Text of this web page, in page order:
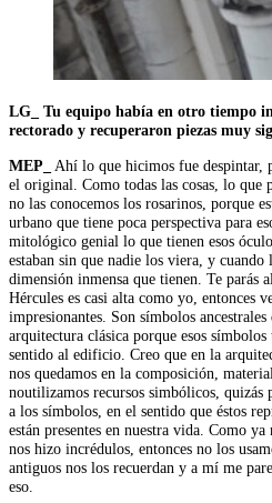
LG_ Tu equipo había en otro tiempo
rectorado y recuperaron piezas muy
MEP_
Ahí lo que hicimos fue despintar,
el original. Como todas las cosas, lo que
no las conocemos los rosarinos, porque
urbano que tiene poca perspectiva para
mitológico genial lo que tienen esos
estaban sin que nadie los viera, y
dimensión inmensa que tienen. Te parás
Hércules es casi alta como yo, entonces
impresionantes. Son símbolos
arquitectura clásica porque esos
sentido al edificio. Creo que en la
nos quedamos en la composición,
noutilizamos recursos simbólicos,
a los símbolos, en el sentido que éstos
están presentes en nuestra vida. Como
nos hizo incrédulos, entonces no los
antiguos nos los recuerdan y a mí me
eso.